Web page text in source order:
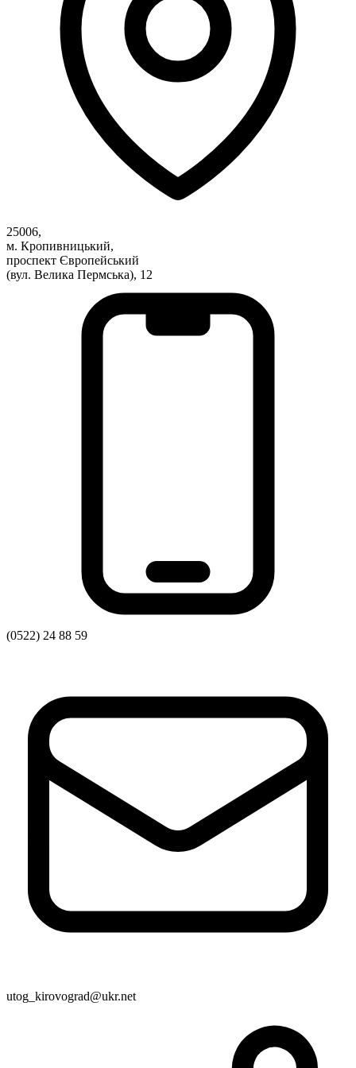
Атестація
Безбар'єрність для глухих
Вінницька область
Волинська область
Дніпропетровська область
Житомирська область
Закарпатська область
Запорізька область
Івано-Франківська область
Київська область
Львівська область
Миколаївська область
Одеська область
Полтавська область
Рівненська область
Сумська область
Новини про жестову мову
Ресурс для вивчення жестових мов різних країн
ЦУЖМ
Проєкт "Жестова мова для поліцейських"
ВІКТОРИНА
Статут УТОГ
Законодавство
Декларації
Документи ВФГ
Міжнародні документи
25006,
м. Кропивницький,
проспект Європейський
(вул. Велика Пермська), 12
(0522) 24 88 59
utog_kirovograd@ukr.net